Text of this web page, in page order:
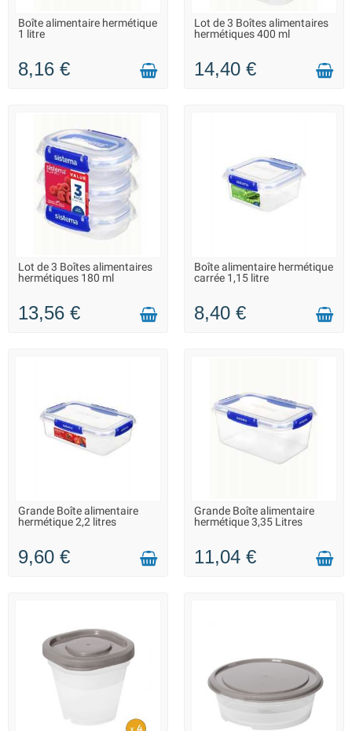
FAQ :Vous hésitez entre plastique, verre ou inox ? Consultez notre
article
Boîtes alimentaires en plastique : 15 questions que tout le
LIVRAISON 2 À 3 JOURS
Boîte alimentaire hermétique
1 litre
8,16 €
LIVRAISON 2 À 3 JOURS
Lot de 3 Boîtes alimentaires
hermétiques 400 ml
14,40 €
LIVRAISON 2 À 3 JOURS
Lot de 3 Boîtes alimentaires
hermétiques 180 ml
13,56 €
LIVRAISON 2 À 3 JOURS
Boîte alimentaire hermétique
carrée 1,15 litre
8,40 €
LIVRAISON 2 À 3 JOURS
Grande Boîte alimentaire
hermétique 2,2 litres
9,60 €
LIVRAISON 2 À 3 JOURS
Grande Boîte alimentaire
hermétique 3,35 Litres
11,04 €